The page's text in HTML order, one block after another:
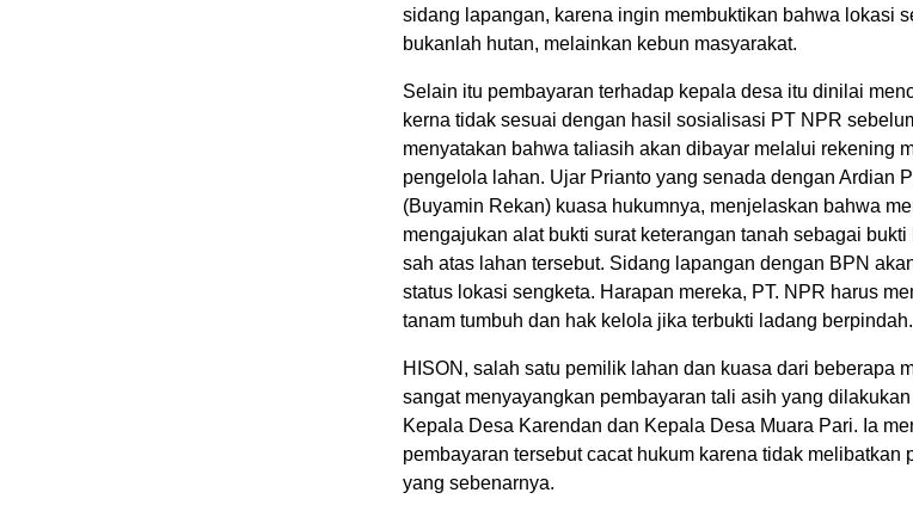
sidang lapangan, karena ingin membuktikan bahwa lokasi
bukanlah hutan, melainkan kebun masyarakat.
Selain itu pembayaran terhadap kepala desa itu dinilai
kerna tidak sesuai dengan hasil sosialisasi PT NPR
menyatakan bahwa taliasih akan dibayar melalui rekening
pengelola lahan. Ujar Prianto yang senada dengan Ardian
(Buyamin Rekan) kuasa hukumnya, menjelaskan bahwa
mengajukan alat bukti surat keterangan tanah sebagai
sah atas lahan tersebut. Sidang lapangan dengan BPN
status lokasi sengketa. Harapan mereka, PT. NPR harus
tanam tumbuh dan hak kelola jika terbukti ladang berpindah.
HISON, salah satu pemilik lahan dan kuasa dari beberapa
sangat menyayangkan pembayaran tali asih yang
Kepala Desa Karendan dan Kepala Desa Muara Pari. Ia
pembayaran tersebut cacat hukum karena tidak melibatkan
yang sebenarnya.